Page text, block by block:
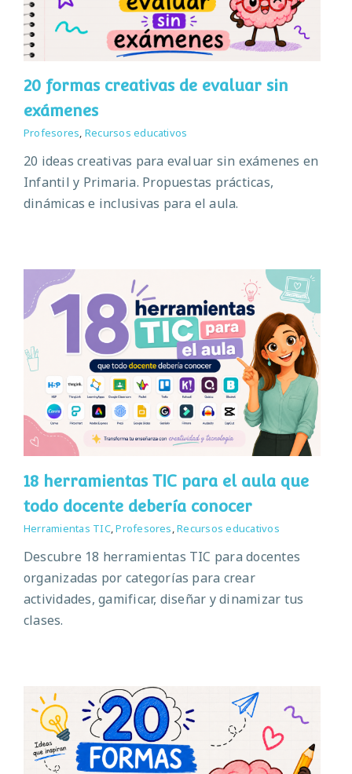
20 formas creativas de evaluar sin
exámenes
Profesores, Recursos educativos
20 ideas creativas para evaluar sin exámenes en
Infantil y Primaria. Propuestas prácticas,
dinámicas e inclusivas para el aula.
18 herramientas TIC para el aula que
todo docente debería conocer
Herramientas TIC,Profesores,Recursos educativos
Descubre 18 herramientas TIC para docentes
organizadas por categorías para crear
actividades, gamificar, diseñar y dinamizar tus
clases.